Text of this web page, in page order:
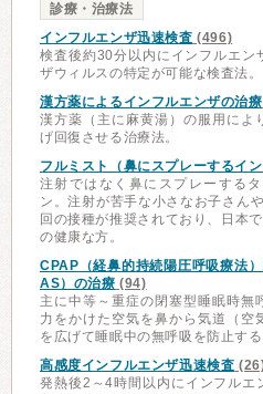
診療・治療法
インフルエンザ迅速検査 (496)
検査後約30分以内にインフルエン
ザウィルスの特定が可能な検査法。
漢方薬によるインフルエンザの治療
漢方薬（主に麻黄湯）の服用によ
げ回復させる治療法。
フルミスト（鼻にスプレーするイ
注射ではなく鼻にスプレーする
ン。注射が苦手な小さなお子さん
回の接種が推奨されており、日本
の健康な方。
CPAP（経鼻的持続陽圧呼吸療法
AS）の治療 (94)
主に中等～重症の閉塞型睡眠時無
力をかけた空気を鼻から気道（空
を広げて睡眠中の無呼吸を防止する
高感度インフルエンザ迅速検査
発熱後2～4時間以内にインフルエ